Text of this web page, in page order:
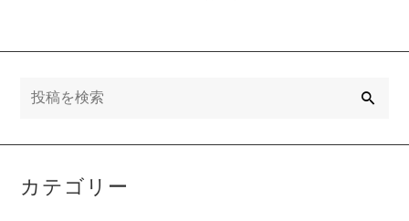
カテゴリー